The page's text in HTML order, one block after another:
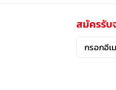
สมัครรับ